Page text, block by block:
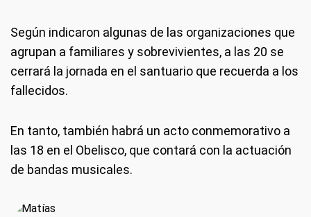
Según indicaron algunas de las organizaciones que
agrupan a familiares y sobrevivientes, a las 20 se
cerrará la jornada en el santuario que recuerda a los
fallecidos.
En tanto, también habrá un acto conmemorativo a
las 18 en el Obelisco, que contará con la actuación
de bandas musicales.